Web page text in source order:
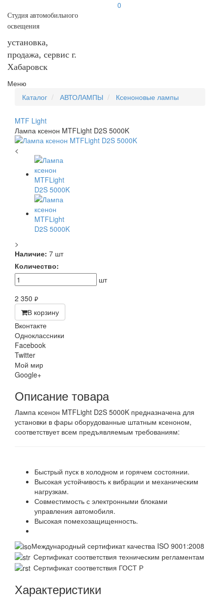
Студия автомобильного
освещения
установка,
продажа, сервис г.
Хабаровск
0
Меню
Каталог
АВТОЛАМПЫ Ксеноновые лампы
MTF Light
Лампа ксенон MTFLight D2S 5000K
<
>
Наличие: 7 шт
Количество:
шт
2 350 руб.
В корзину
Вконтакте
Одноклассники
Facebook
Twitter
Мой мир
Google+
Описание товара
Лампа ксенон MTFLight D2S 5000K предназначена для
установки в фары оборудованные штатным ксеноном,
соответствует всем предъявляемым требованиям:
Быстрый пуск в холодном и горячем состоянии.
Высокая устойчивость к вибрации и механическим
нагрузкам.
Совместимость с электронными блоками
управления автомобиля.
Высокая помехозащищенность.
Международный сертификат качества ISO 9001:2008
Сертификат соответствия техническим регламентам
Сертификат соответствия ГОСТ Р
Характеристики